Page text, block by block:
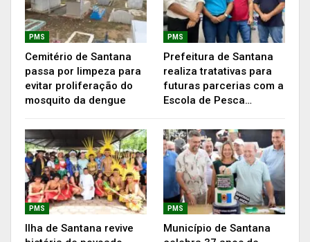
interior do município, na agricultura e na
infraestrutura.
PMS
Cemitério de Santana
passa por limpeza para
evitar proliferação do
mosquito da dengue
PMS
Prefeitura de Santana
realiza tratativas para
futuras parcerias com a
Escola de Pesca…
PMS
Ilha de Santana revive
PMS
Município de Santana